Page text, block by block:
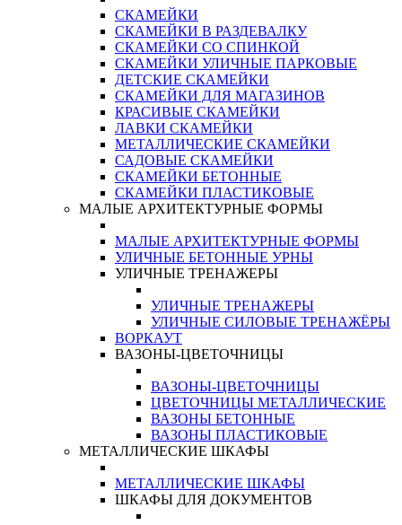
СКАМЕЙКИ
СКАМЕЙКИ В РАЗДЕВАЛКУ
СКАМЕЙКИ СО СПИНКОЙ
СКАМЕЙКИ УЛИЧНЫЕ ПАРКОВЫЕ
ДЕТСКИЕ СКАМЕЙКИ
СКАМЕЙКИ ДЛЯ МАГАЗИНОВ
КРАСИВЫЕ СКАМЕЙКИ
ЛАВКИ СКАМЕЙКИ
МЕТАЛЛИЧЕСКИЕ СКАМЕЙКИ
САДОВЫЕ СКАМЕЙКИ
СКАМЕЙКИ БЕТОННЫЕ
СКАМЕЙКИ ПЛАСТИКОВЫЕ
МАЛЫЕ АРХИТЕКТУРНЫЕ ФОРМЫ
МАЛЫЕ АРХИТЕКТУРНЫЕ ФОРМЫ
УЛИЧНЫЕ БЕТОННЫЕ УРНЫ
УЛИЧНЫЕ ТРЕНАЖЕРЫ
УЛИЧНЫЕ ТРЕНАЖЕРЫ
УЛИЧНЫЕ СИЛОВЫЕ ТРЕНАЖЁРЫ
ВОРКАУТ
ВАЗОНЫ-ЦВЕТОЧНИЦЫ
ВАЗОНЫ-ЦВЕТОЧНИЦЫ
ЦВЕТОЧНИЦЫ МЕТАЛЛИЧЕСКИЕ
ВАЗОНЫ БЕТОННЫЕ
ВАЗОНЫ ПЛАСТИКОВЫЕ
МЕТАЛЛИЧЕСКИЕ ШКАФЫ
МЕТАЛЛИЧЕСКИЕ ШКАФЫ
ШКАФЫ ДЛЯ ДОКУМЕНТОВ